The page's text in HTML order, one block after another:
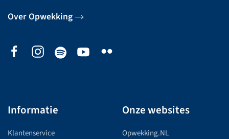
Over Opwekking
Informatie
Klantenservice
Onze websites
Opwekking.NL